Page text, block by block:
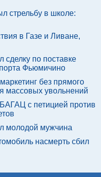
стрельбу в школе:
в Газе и Ливане,
сделку по поставке
Фьюмичино
без прямого
массовых увольнений
с петицией против
молодой мужчина
насмерть сбил